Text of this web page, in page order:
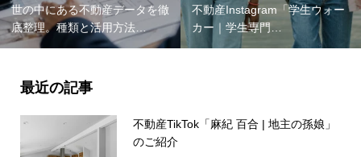
世の中にある不動産データを徹
底整理。種類と活用方法…
不動産Instagram「学生ウォー
カー｜学生専門…
最近の記事
不動産TikTok「麻紀 百合 | 地主の孫娘」
のご紹介